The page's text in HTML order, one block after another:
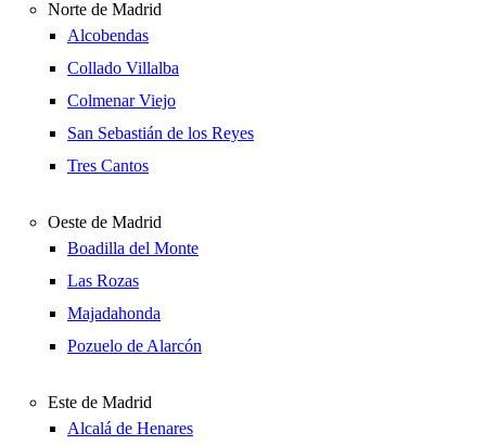
Norte de Madrid
Alcobendas
Collado Villalba
Colmenar Viejo
San Sebastián de los Reyes
Tres Cantos
Oeste de Madrid
Boadilla del Monte
Las Rozas
Majadahonda
Pozuelo de Alarcón
Este de Madrid
Alcalá de Henares